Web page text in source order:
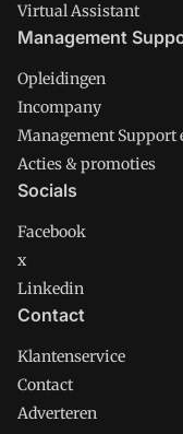
Virtual Assistant
Management
Opleidingen
Incompany
Management Support
Acties & promoties
Socials
Facebook
x
Linkedin
Contact
Klantenservice
Contact
Adverteren